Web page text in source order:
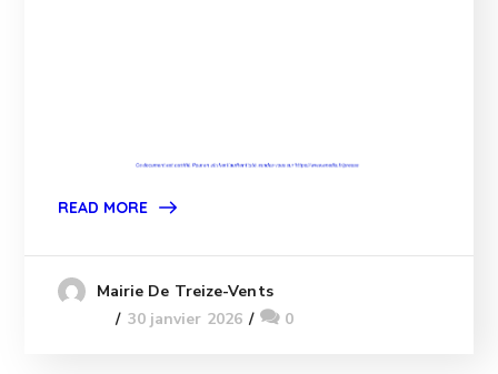
READ MORE
Mairie De Treize-Vents
30 janvier 2026
0